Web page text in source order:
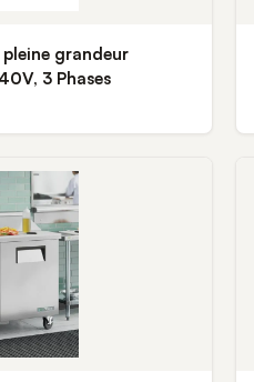
grandeur
3 Phases